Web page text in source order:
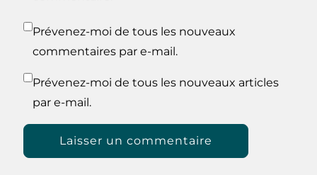
Prévenez-moi de tous les nouveaux
commentaires par e-mail.
Prévenez-moi de tous les nouveaux articles
par e-mail.